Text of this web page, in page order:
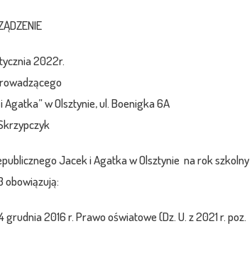
2022r.
w Olsztynie, ul. Boenigka 6A
Jacek i Agatka w Olsztynie na rok szkolny
2016 r. Prawo oświatowe (Dz. U. z 2021 r. poz.